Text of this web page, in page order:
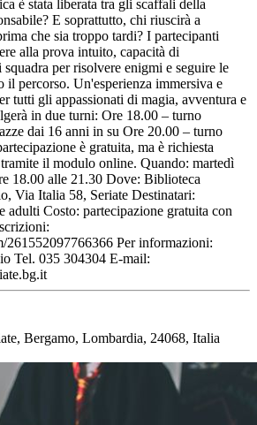
è stata liberata tra gli scaffali della
E soprattutto, chi riuscirà a
che sia troppo tardi? I partecipanti
alla prova intuito, capacità di
per risolvere enigmi e seguire le
il percorso. Un'esperienza immersiva e
tutti gli appassionati di magia, avventura e
in due turni: Ore 18.00 – turno
dai 16 anni in su Ore 20.00 – turno
è gratuita, ma è richiesta
il modulo online. Quando: martedì
18.00 alle 21.30 Dove: Biblioteca
Via Italia 58, Seriate Destinatari:
adulti Costo: partecipazione gratuita con
261552097766366 Per informazioni:
Tel. 035 304304 E-mail:
Bergamo, Lombardia, 24068, Italia